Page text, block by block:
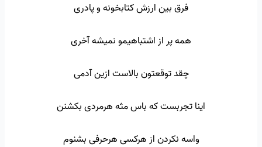
فرق بین ارزش کتابخونه و پادری
همه پر از اشتباهیمو نمیشه آخری
چقد توقعتون بالاست ازین آدمی
اینا تجربست که باس مثه هرمردی بکشنن
واسه نکردن از هرکسی هرحرفی بشنوم